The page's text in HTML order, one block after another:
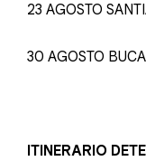
23 AGOSTO
30 AGOSTO
ITINERARIO